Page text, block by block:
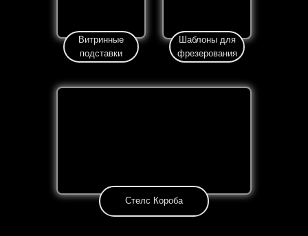
Шаблоны для
фрезерования
Витринные
подставки
Стелс Короба